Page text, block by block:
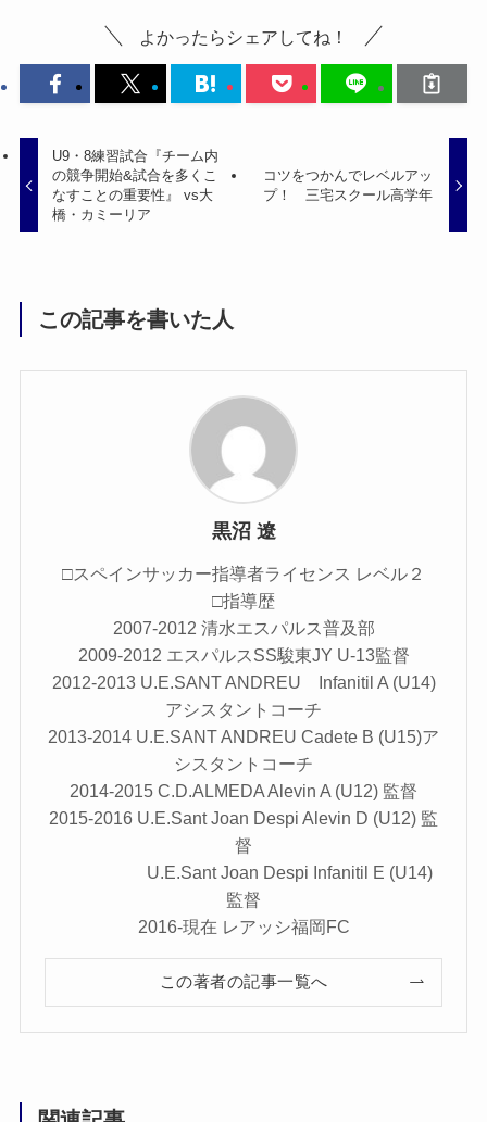
よかったらシェアしてね！
U9・8練習試合『チーム内
の競争開始&試合を多くこ
なすことの重要性』 vs大
橋・カミーリア
コツをつかんでレベルアッ
プ！ 三宅スクール高学年
この記事を書いた人
黒沼 遼
□スペインサッカー指導者ライセンス レベル２
□指導歴
2007-2012 清水エスパルス普及部
2009-2012 エスパルスSS駿東JY U-13監督
2012-2013 U.E.SANT ANDREU Infanitil A (U14)
アシスタントコーチ
2013-2014 U.E.SANT ANDREU Cadete B (U15)ア
シスタントコーチ
2014-2015 C.D.ALMEDA Alevin A (U12) 監督
2015-2016 U.E.Sant Joan Despi Alevin D (U12) 監
督
U.E.Sant Joan Despi Infanitil E (U14)
監督
2016-現在 レアッシ福岡FC
この著者の記事一覧へ